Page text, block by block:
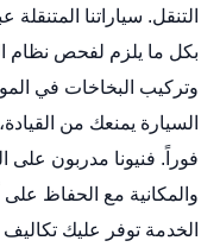
التنقل. سياراتنا
بكل ما يلزم لفحص نظام
وتركيب البخاخات في
السيارة يمنعك من
فوراً. فنيونا مدربون
والمكانية مع الحفاظ على
الخدمة توفر عليك